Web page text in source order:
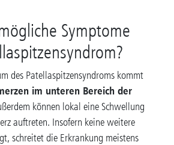
Symptome
des Patellaspitzensyndroms kommt
im unteren Bereich der
können lokal eine Schwellung
auftreten. Insofern keine weitere
schreitet die Erkrankung meistens